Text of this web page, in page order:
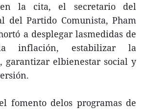
la cita, el secretario del
del Partido Comunista, Pham
a desplegar lasmedidas de
inflación, estabilizar la
garantizar elbienestar social y
fomento delos programas de